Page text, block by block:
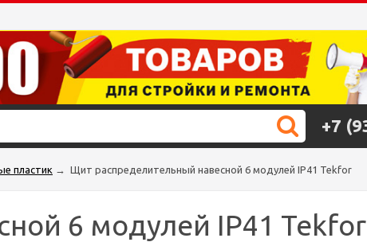
+7
пластик → Щит распределительный навесной 6 модулей IP41 Tekfor
6 модулей IP41 Tekfor